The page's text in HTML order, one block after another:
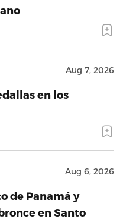
Aug 7, 2026
en los
Aug 6, 2026
de Panamá y
en Santo